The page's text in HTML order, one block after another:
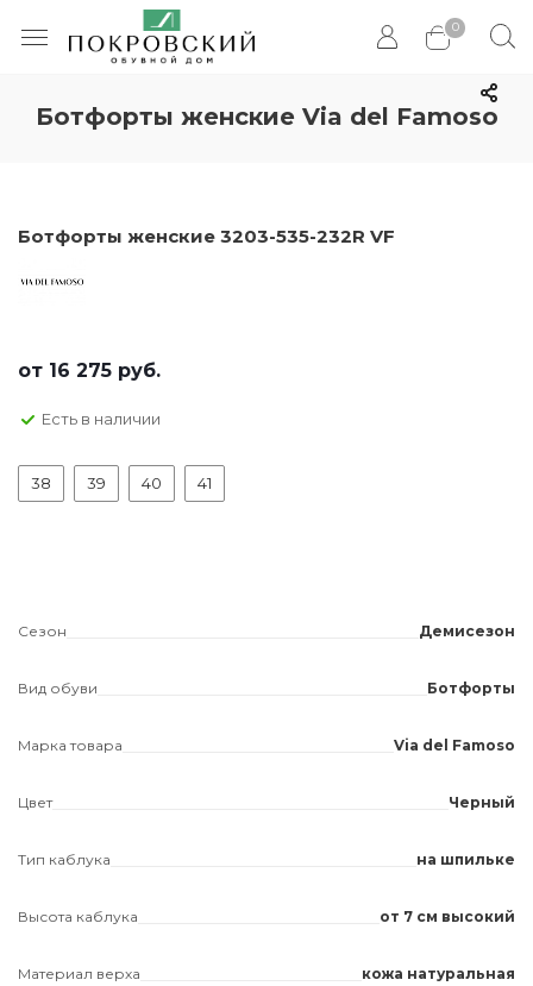
0
Ботфорты женские Via del Famoso
Ботфорты женские 3203-535-232R VF
от 16 275 руб.
Есть в наличии
38 39 40 41
Сезон Демисезон
Вид обуви Ботфорты
Марка товара Via del Famoso
Цвет Черный
Тип каблука на шпильке
Высота каблука от 7 см высокий
Материал верха кожа натуральная